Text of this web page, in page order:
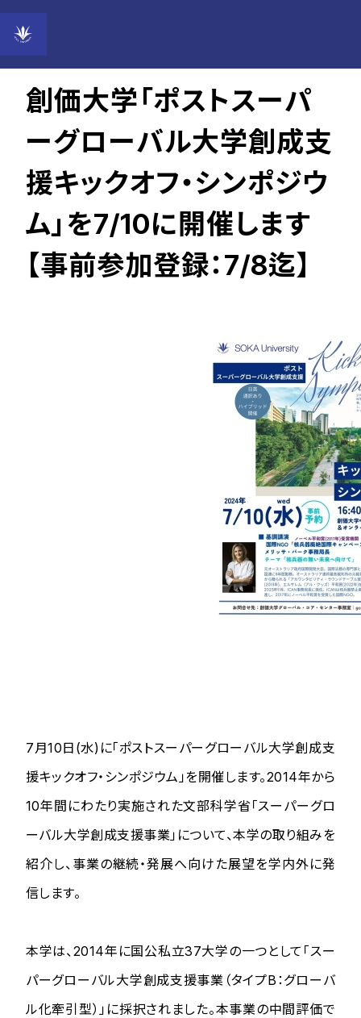
2024年07月02日
創価大学「ポストスーパ
ーグローバル大学創成支
援キックオフ・シンポジウ
ム」を7/10に開催します
【事前参加登録：7/8迄】
7月10日(水)に「ポストスーパーグローバル大学創成支
援キックオフ・シンポジウム」を開催します。2014年から
10年間にわたり実施された文部科学省「スーパーグロ
ーバル大学創成支援事業」について、本学の取り組みを
紹介し、事業の継続・発展へ向けた展望を学内外に発
信します。
本学は、2014年に国公私立37大学の一つとして「スー
パーグローバル大学創成支援事業（タイプB：グローバ
ル化牽引型）」に採択されました。本事業の中間評価で